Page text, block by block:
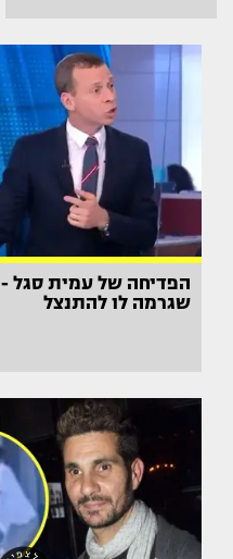
הפדיחה של עמית סגל -
שגרמה לו להתנצל